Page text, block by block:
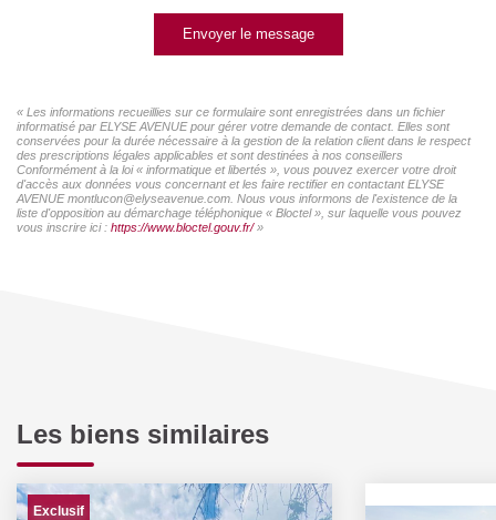
Envoyer le message
« Les informations recueillies sur ce formulaire sont enregistrées dans un fichier
informatisé par ELYSE AVENUE pour gérer votre demande de contact. Elles sont
conservées pour la durée nécessaire à la gestion de la relation client dans le respect
des prescriptions légales applicables et sont destinées à nos conseillers
Conformément à la loi « informatique et libertés », vous pouvez exercer votre droit
d'accès aux données vous concernant et les faire rectifier en contactant ELYSE
AVENUE montlucon@elyseavenue.com. Nous vous informons de l'existence de la
liste d'opposition au démarchage téléphonique « Bloctel », sur laquelle vous pouvez
vous inscrire ici : https://www.bloctel.gouv.fr/»
Les biens similaires
Exclusif